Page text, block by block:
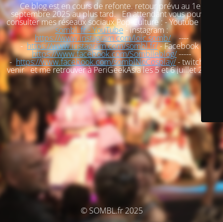
Ce blog est en cours de refonte. retour prévu au 1er
septembre 2025 au plus tard. En attendant vous pouvez
consulter mes réseaux sociaux Pop-Culture : - Youtube :
sombl_fr - YouTube - instagram :
https://www.instagram.com/loic.somb/----
-https://www.instagram.com/sombl.fr/- Facebook :
https://www.facebook.com/Somblleblog/-----
-https://www.facebook.com/somblNoCosplay/- twitch : à
venir et me retrouver à PeriGeekAsia les 5 et 6 juillet 2025
© SOMBL.fr 2025